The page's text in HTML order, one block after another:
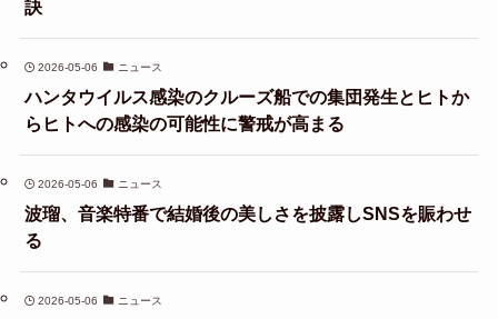
訣
2026-05-06 ニュース
ハンタウイルス感染のクルーズ船での集団発生とヒトか
らヒトへの感染の可能性に警戒が高まる
2026-05-06 ニュース
波瑠、音楽特番で結婚後の美しさを披露しSNSを賑わせ
る
2026-05-06 ニュース